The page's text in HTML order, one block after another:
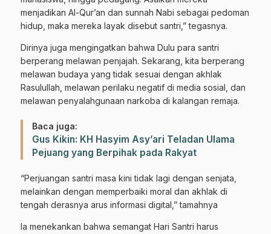
menjadikan Al-Qur’an dan sunnah Nabi sebagai pedoman
hidup, maka mereka layak disebut santri,” tegasnya.
Dirinya juga mengingatkan bahwa Dulu para santri
berperang melawan penjajah. Sekarang, kita berperang
melawan budaya yang tidak sesuai dengan akhlak
Rasulullah, melawan perilaku negatif di media sosial, dan
melawan penyalahgunaan narkoba di kalangan remaja.
Baca juga:
Gus Kikin: KH Hasyim Asy’ari Teladan Ulama
Pejuang yang Berpihak pada Rakyat
“Perjuangan santri masa kini tidak lagi dengan senjata,
melainkan dengan memperbaiki moral dan akhlak di
tengah derasnya arus informasi digital,” tamahnya
Ia menekankan bahwa semangat Hari Santri harus